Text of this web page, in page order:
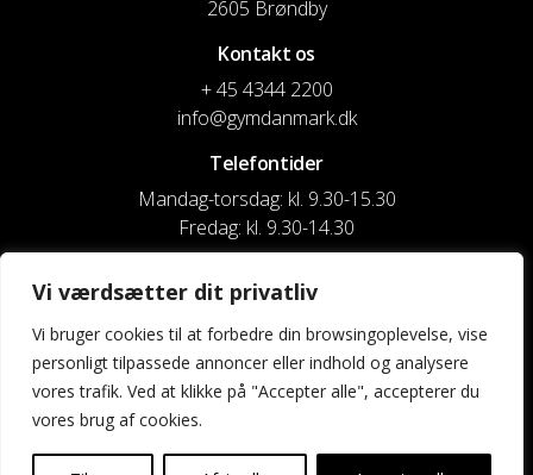
Vi værdsætter dit privatliv
Vi bruger cookies til at forbedre din browsingoplevelse, vise
personligt tilpassede annoncer eller indhold og analysere
vores trafik. Ved at klikke på "Accepter alle", accepterer du
vores brug af cookies.
2605 Brøndby
Kontakt os
+ 45 4344 2200
info@gymdanmark.dk
Telefontider
Mandag-torsdag: kl. 9.30-15.30
Fredag: kl. 9.30-14.30
CVR nr. 20916818
Reg. & Kontonr.: 4180 3119119022
Privatlivspolitik og cookies
Kontakt os